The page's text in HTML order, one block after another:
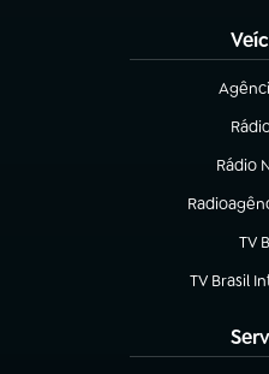
(abre
Rádio
(abre em
TV
TV Brasil
(abre em